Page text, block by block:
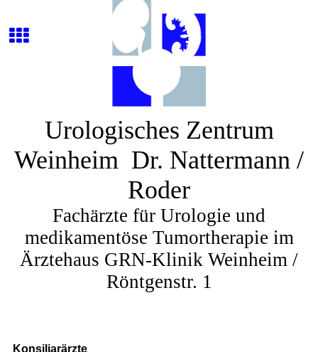
Urologisches Zentrum
Weinheim Dr. Nattermann /
Roder
Fachärzte für Urologie und
medikamentöse Tumortherapie im
Ärztehaus GRN-Klinik Weinheim /
Röntgenstr. 1
Konsiliarärzte